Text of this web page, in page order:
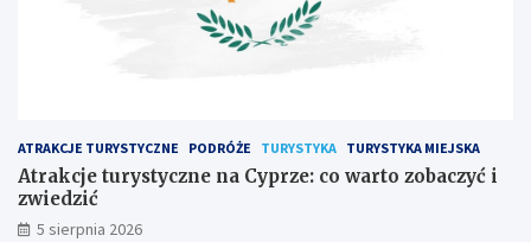
ATRAKCJE TURYSTYCZNE PODRÓŻE TURYSTYKA TURYSTYKA MIEJSKA
Atrakcje turystyczne na Cyprze: co warto zobaczyć i
zwiedzić
5 sierpnia 2026